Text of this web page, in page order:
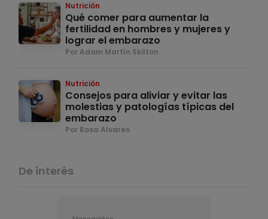
Nutrición
Qué comer para aumentar la
fertilidad en hombres y mujeres y
lograr el embarazo
Por Adam Martín Skilton
Nutrición
Consejos para aliviar y evitar las
molestias y patologías típicas del
embarazo
Por Rosa Alvares
De interés